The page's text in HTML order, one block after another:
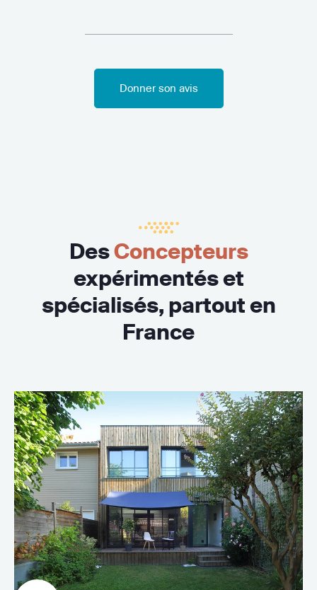
Donner son avis
DesConcepteurs
expérimentés et
spécialisés, partout en
France